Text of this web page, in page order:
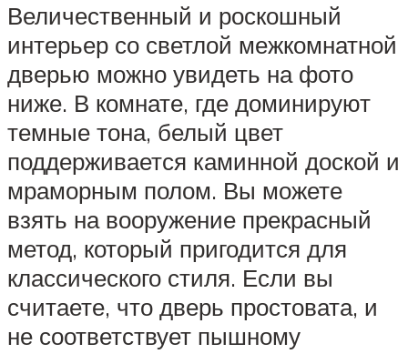
Величественный и роскошный
интерьер со светлой межкомнатной
дверью можно увидеть на фото
ниже. В комнате, где доминируют
темные тона, белый цвет
поддерживается каминной доской и
мраморным полом. Вы можете
взять на вооружение прекрасный
метод, который пригодится для
классического стиля. Если вы
считаете, что дверь простовата, и
не соответствует пышному